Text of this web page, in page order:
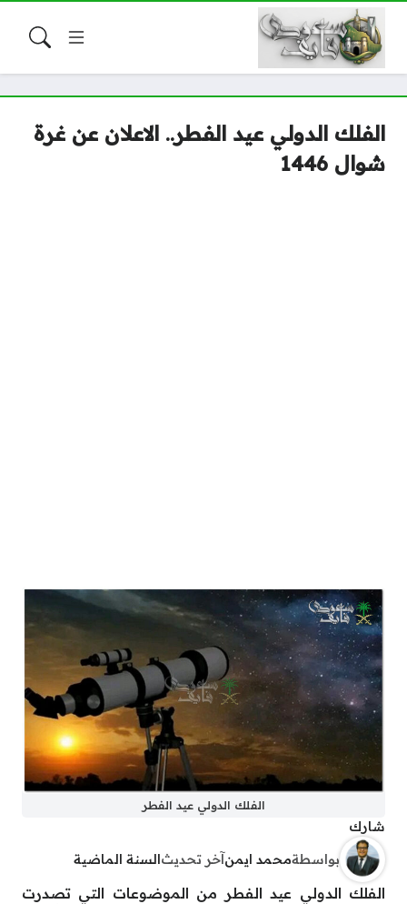
الفلك الدولي عيد الفطر.. الاعلان عن غرة
شوال 1446
الفلك الدولي عيد الفطر
شارك
بواسطةمحمد ايمنآخر تحديثالسنة الماضية
الفلك الدولي عيد الفطر من الموضوعات التي تصدرت